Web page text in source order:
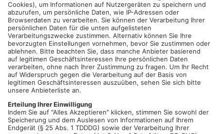
ortsfest und ohne Aufzug zulässig.
Weitere Infos gibt es hier:https://landkreis-aschaffenburg.de
Als Reaktion auf sogenannte Spaziergänge als Protest gegen
die Corona-Maßnahmen schränkten bereits mehrere
Kommunen das Versammlungsrecht ein. Für Miltenbergs
Landrat Jens-Marco Scherf gibt es keinen Anlass für eine
solche Allgemeinverfügung, da Versammlungen und
Spaziergänge im Kreis Miltenberg für gewöhnlich angemeldet
seien.
Mehr zum Thema